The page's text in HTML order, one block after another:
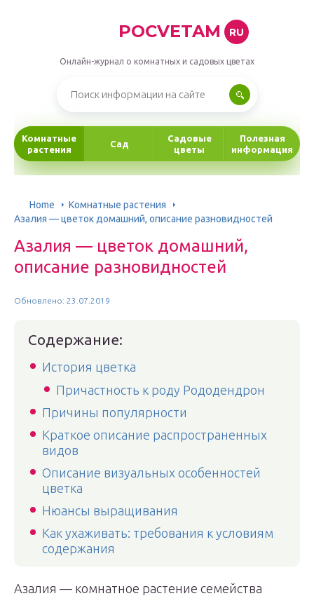
POCVETAM RU
Онлайн-журнал о комнатных и садовых цветах
Комнатные
растения
Сад
Садовые
цветы
Полезная
информация
Home
Комнатные растения
Азалия — цветок домашний, описание разновидностей
Азалия — цветок домашний,
описание разновидностей
Обновлено: 23.07.2019
Содержание:
История цветка
Причастность к роду Рододендрон
Причины популярности
Краткое описание распространенных
видов
Описание визуальных особенностей
цветка
Нюансы выращивания
Как ухаживать: требования к условиям
содержания
Азалия — комнатное растение семейства